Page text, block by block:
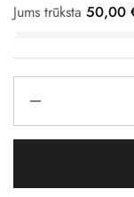
Jums trūksta 50,00